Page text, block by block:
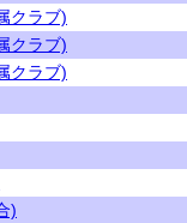
クラブ)
クラブ)
クラブ)
)